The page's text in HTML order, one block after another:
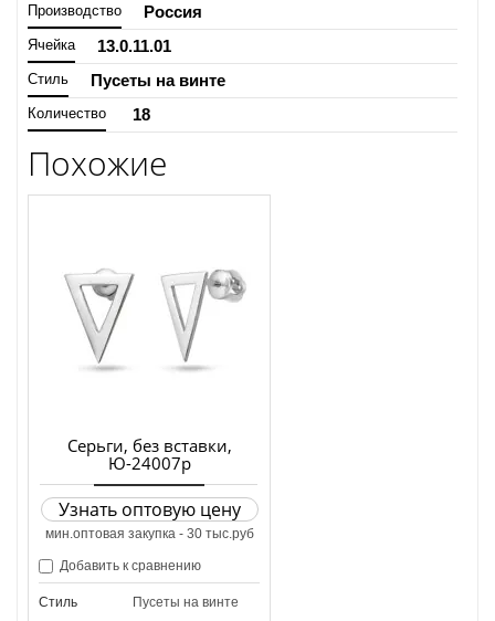
Производство Россия
Ячейка 13.0.11.01
Стиль Пусеты на винте
Количество 18
Похожие
Серьги, без вставки,
Ю-24007р
Узнать оптовую цену
мин.оптовая закупка - 30 тыс.руб
Добавить к сравнению
Стиль Пусеты на винте